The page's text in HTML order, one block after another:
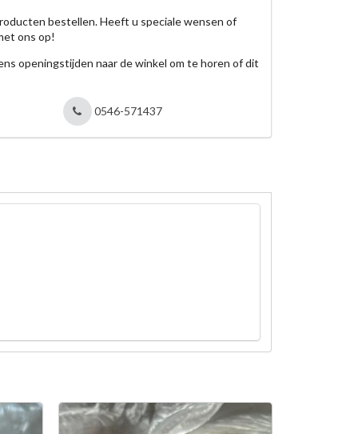
bestellen. Heeft u speciale wensen of
ons op!
openingstijden naar de winkel om te horen of dit
0546-571437